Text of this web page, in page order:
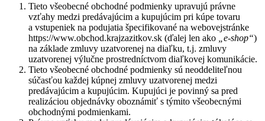
Tieto všeobecné obchodné podmienky upravujú právne
vzťahy medzi predávajúcim a kupujúcim pri kúpe tovaru
a vstupeniek na podujatia špecifikované na webovejstránke
https://www.obchod.krajzazitkov.sk (ďalej len ako „e-shop“)
na základe zmluvy uzatvorenej na diaľku, t.j. zmluvy
uzatvorenej výlučne prostredníctvom diaľkovej komunikácie.
Tieto všeobecné obchodné podmienky sú neoddeliteľnou
súčasťou každej kúpnej zmluvy uzatvorenej medzi
predávajúcim a kupujúcim. Kupujúci je povinný sa pred
realizáciou objednávky oboznámiť s týmito všeobecnými
obchodnými podmienkami.